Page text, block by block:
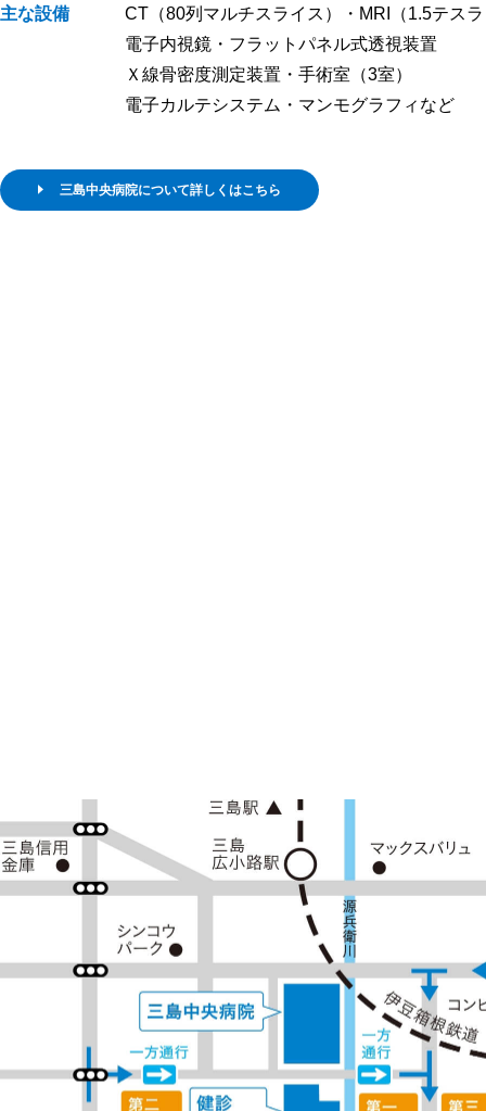
主な設備
CT（80列マルチスライス）・MRI（1.5テス
電子内視鏡・フラットパネル式透視装置
Ｘ線骨密度測定装置・手術室（3室）
電子カルテシステム・マンモグラフィなど
三島中央病院について詳しくはこちら